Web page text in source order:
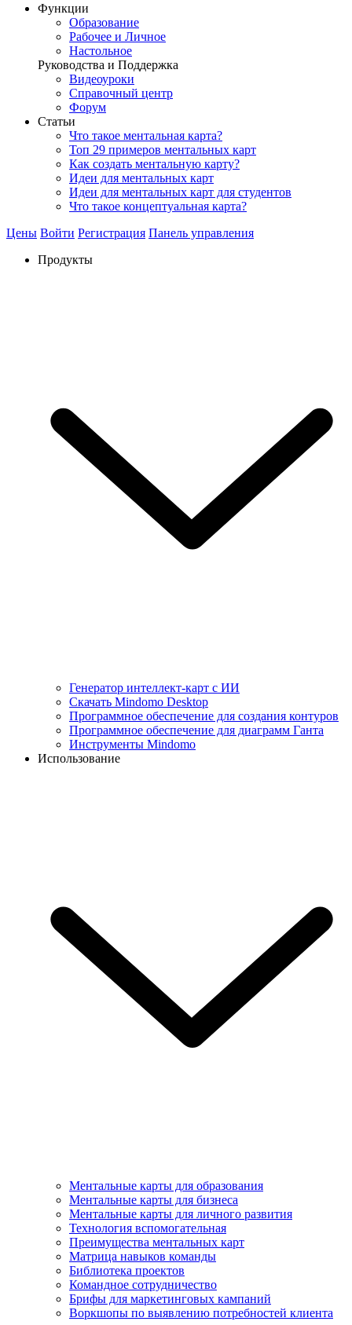
Функции
Образование
Рабочее и Личное
Настольное
Руководства и Поддержка
Видеоуроки
Справочный центр
Форум
Статьи
Что такое ментальная карта?
Топ 29 примеров ментальных карт
Как создать ментальную карту?
Идеи для ментальных карт
Идеи для ментальных карт для студентов
Что такое концептуальная карта?
Цены Войти Регистрация Панель управления
Продукты
Генератор интеллект-карт с ИИ
Скачать Mindomo Desktop
Программное обеспечение для создания контуров
Программное обеспечение для диаграмм Ганта
Инструменты Mindomo
Использование
Ментальные карты для образования
Ментальные карты для бизнеса
Ментальные карты для личного развития
Технология вспомогательная
Преимущества ментальных карт
Матрица навыков команды
Библиотека проектов
Командное сотрудничество
Брифы для маркетинговых кампаний
Воркшопы по выявлению потребностей клиента